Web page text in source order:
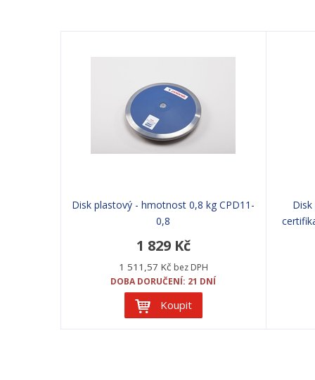
Disk plastový - hmotnost 0,8 kg CPD11-
0,8
1 829 Kč
1 511,57 Kč bez DPH
DOBA DORUČENÍ: 21 DNÍ
Koupit